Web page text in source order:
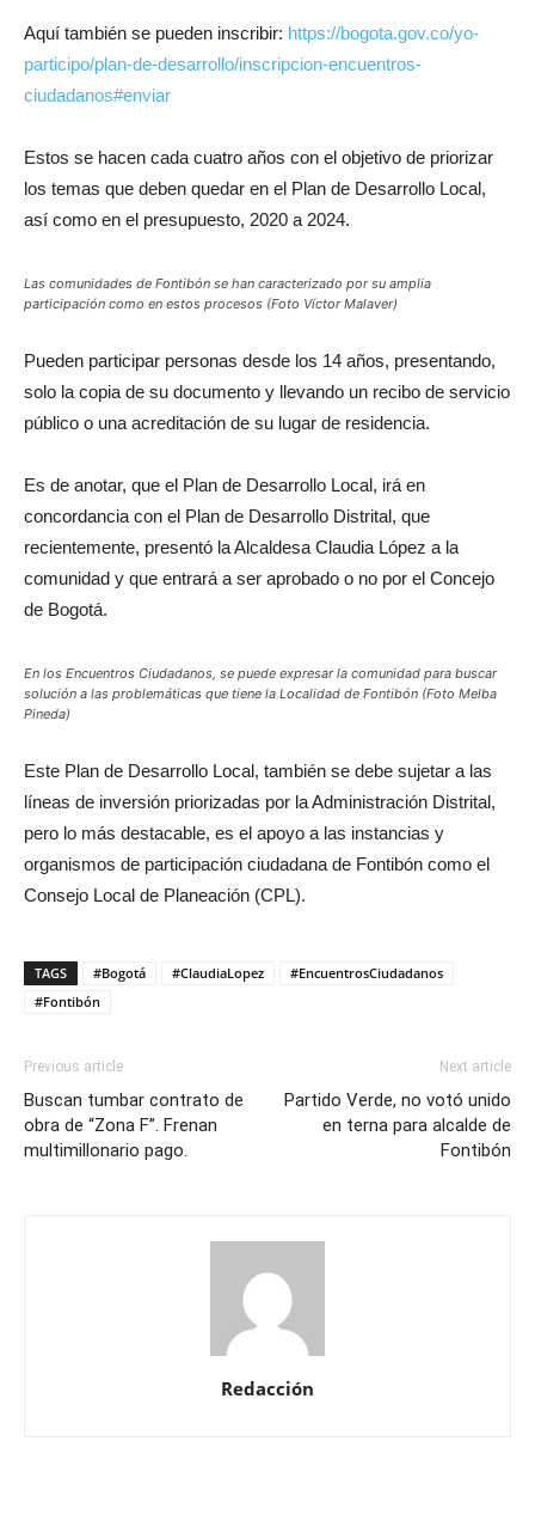
Aquí también se pueden inscribir: https://bogota.gov.co/yo-
participo/plan-de-desarrollo/inscripcion-encuentros-
ciudadanos#enviar
Estos se hacen cada cuatro años con el objetivo de priorizar
los temas que deben quedar en el Plan de Desarrollo Local,
así como en el presupuesto, 2020 a 2024.
Las comunidades de Fontibón se han caracterizado por su amplia
participación como en estos procesos (Foto Víctor Malaver)
Pueden participar personas desde los 14 años, presentando,
solo la copia de su documento y llevando un recibo de servicio
público o una acreditación de su lugar de residencia.
Es de anotar, que el Plan de Desarrollo Local, irá en
concordancia con el Plan de Desarrollo Distrital, que
recientemente, presentó la Alcaldesa Claudia López a la
comunidad y que entrará a ser aprobado o no por el Concejo
de Bogotá.
En los Encuentros Ciudadanos, se puede expresar la comunidad para buscar
solución a las problemáticas que tiene la Localidad de Fontibón (Foto Melba
Pineda)
Este Plan de Desarrollo Local, también se debe sujetar a las
líneas de inversión priorizadas por la Administración Distrital,
pero lo más destacable, es el apoyo a las instancias y
organismos de participación ciudadana de Fontibón como el
Consejo Local de Planeación (CPL).
TAGS #Bogotá #ClaudiaLopez
#EncuentrosCiudadanos
#Fontibón
Previous article
Buscan tumbar contrato de
obra de “Zona F”. Frenan
multimillonario pago.
Next article
Partido Verde, no votó unido
en terna para alcalde de
Fontibón
Redacción